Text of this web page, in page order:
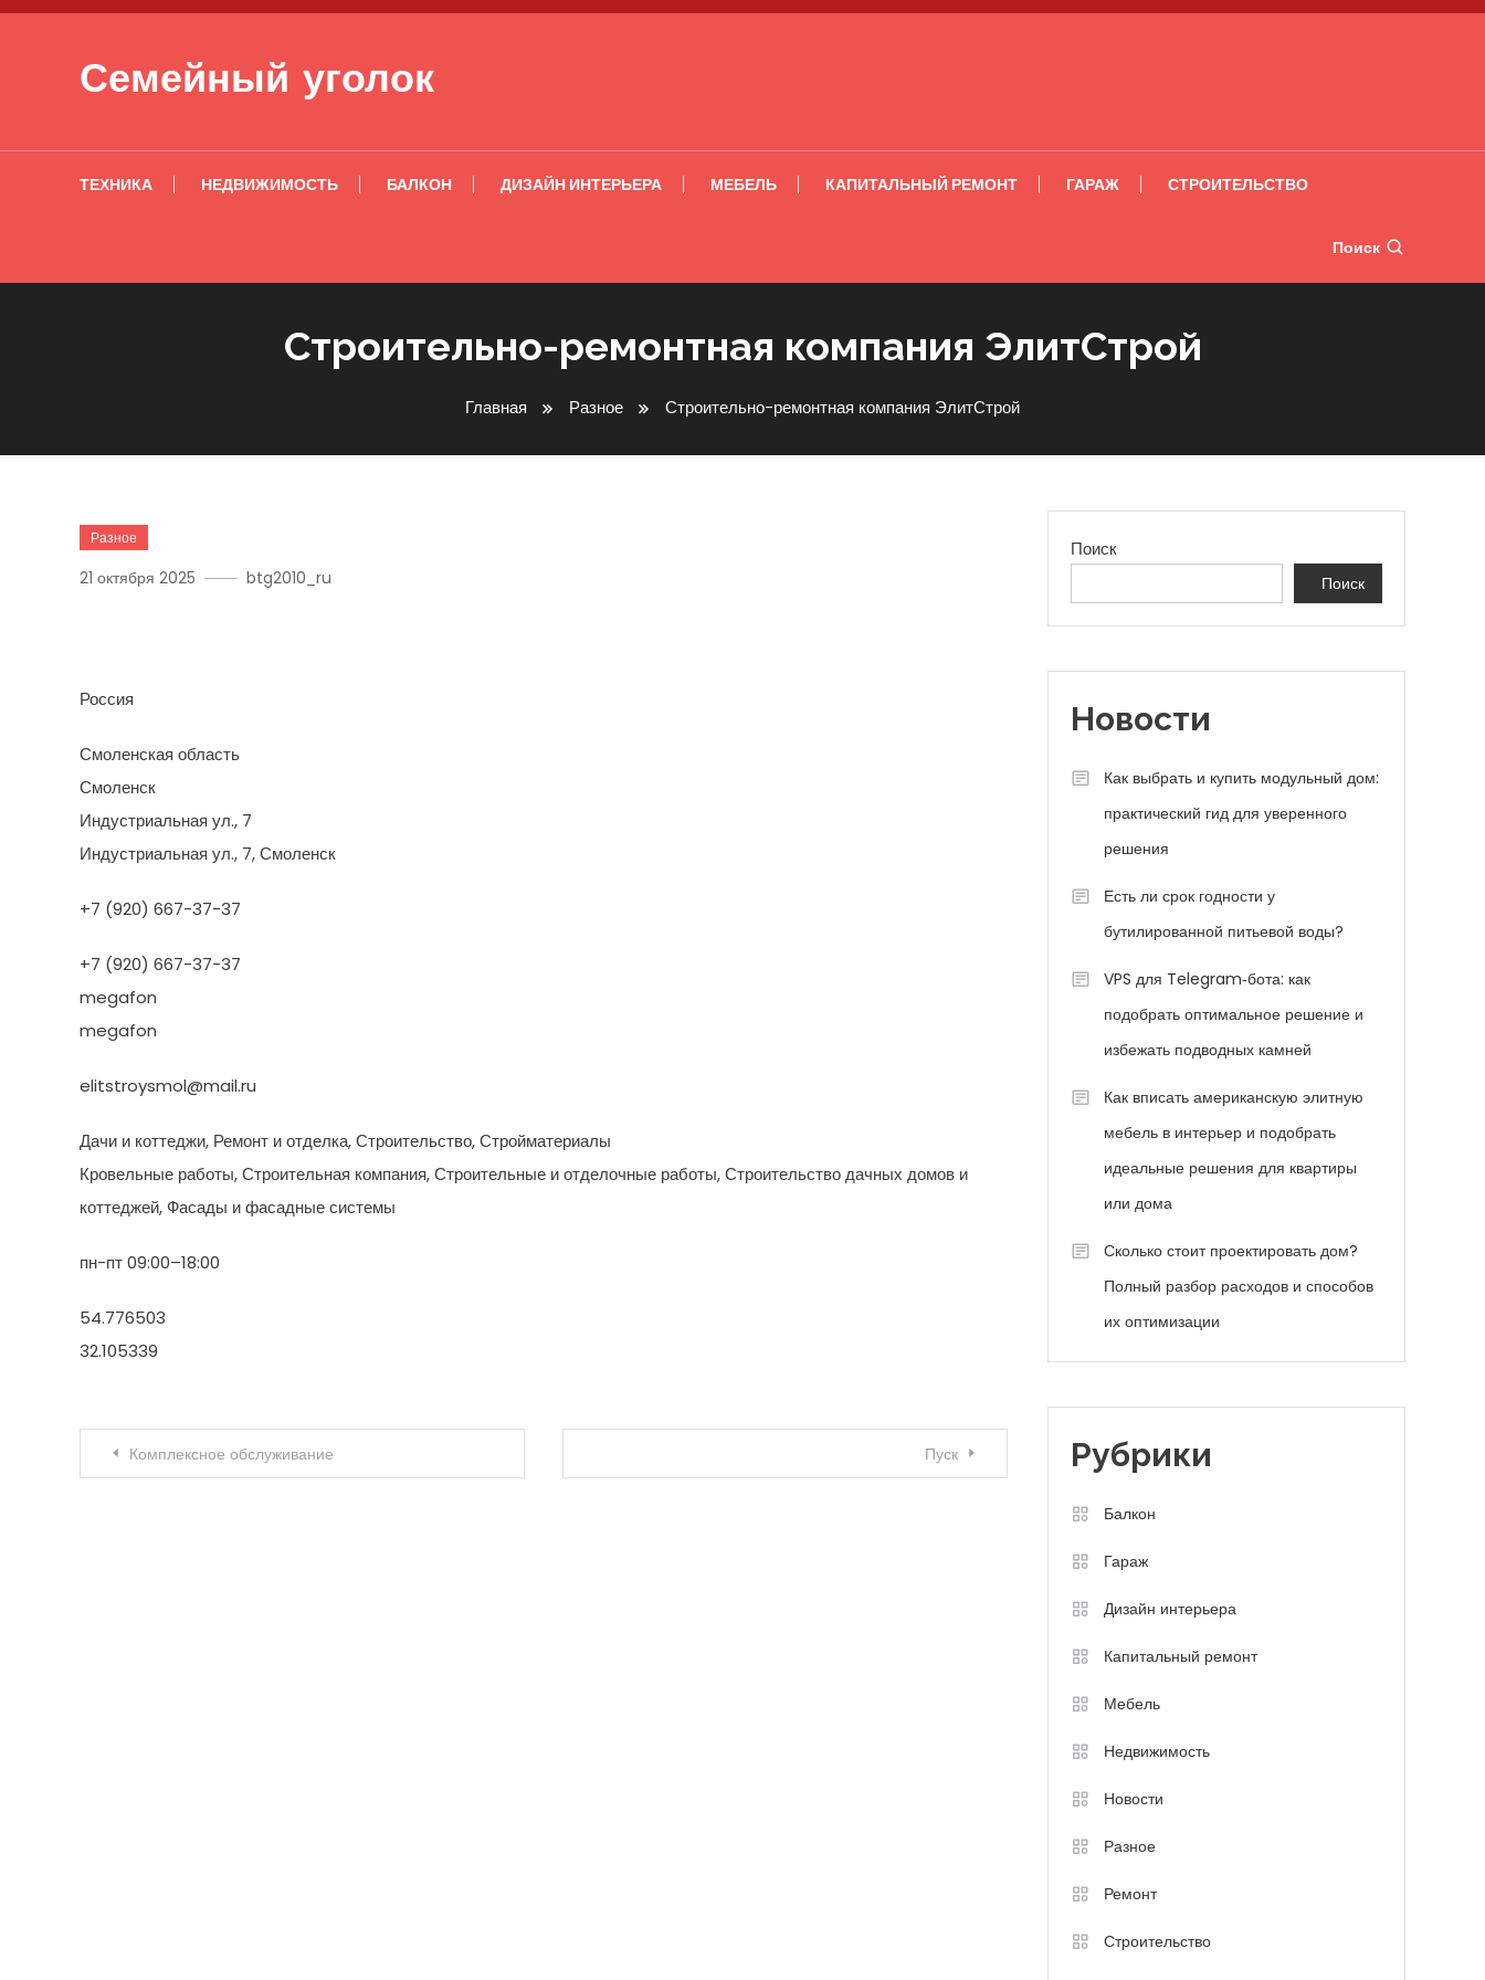
Перейти к содержимому
Семейный уголок
ТЕХНИКА НЕДВИЖИМОСТЬ БАЛКОН ДИЗАЙН ИНТЕРЬЕРА МЕБЕЛЬ КАПИТАЛЬНЫЙ РЕМОНТ ГАРАЖ СТРОИТЕЛЬСТВО
Поиск
Строительно-ремонтная компания ЭлитСтрой
Главная Разное Строительно-ремонтная компания ЭлитСтрой
Разное
21 октября 2025 btg2010_ru
Россия
Смоленская область
Смоленск
Индустриальная ул., 7
Индустриальная ул., 7, Смоленск
+7 (920) 667-37-37
+7 (920) 667-37-37
megafon
megafon
elitstroysmol@mail.ru
Дачи и коттеджи, Ремонт и отделка, Строительство, Стройматериалы
Кровельные работы, Строительная компания, Строительные и отделочные работы, Строительство дачных домов и
коттеджей, Фасады и фасадные системы
пн-пт 09:00–18:00
54.776503
32.105339
Навигация по записям
Комплексное обслуживание Пуск
Поиск
Поиск
Новости
Как выбрать и купить модульный дом:
практический гид для уверенного
решения
Есть ли срок годности у
бутилированной питьевой воды?
VPS для Telegram‑бота: как
подобрать оптимальное решение и
избежать подводных камней
Как вписать американскую элитную
мебель в интерьер и подобрать
идеальные решения для квартиры
или дома
Сколько стоит проектировать дом?
Полный разбор расходов и способов
их оптимизации
Рубрики
Балкон
Гараж
Дизайн интерьера
Капитальный ремонт
Мебель
Недвижимость
Новости
Разное
Ремонт
Строительство